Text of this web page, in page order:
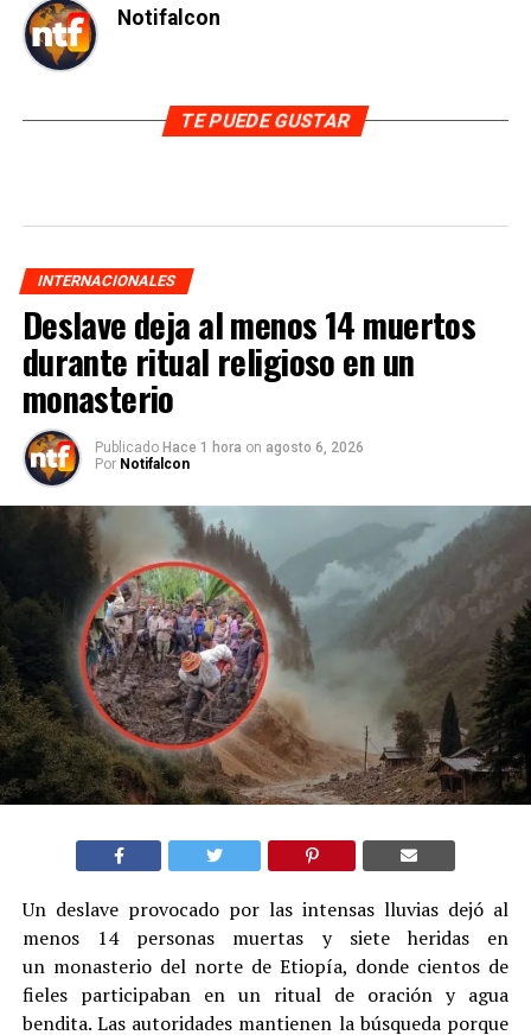
Notifalcon
TE PUEDE GUSTAR
INTERNACIONALES
Deslave deja al menos 14 muertos
durante ritual religioso en un
monasterio
Publicado Hace 1 hora on agosto 6, 2026
Por Notifalcon
Un deslave provocado por las intensas lluvias dejó al
menos 14 personas muertas y siete heridas en
un monasterio del norte de Etiopía, donde cientos de
fieles participaban en un ritual de oración y agua
bendita. Las autoridades mantienen la búsqueda porque